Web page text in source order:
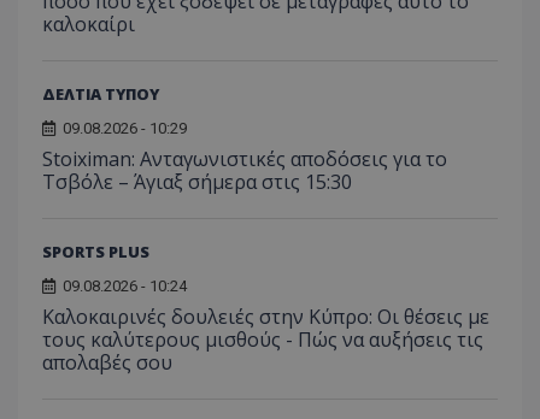
καλοκαίρι
ΔΕΛΤΙΑ ΤΥΠΟΥ
09.08.2026 - 10:29
Stoiximan: Ανταγωνιστικές αποδόσεις για το
Τσβόλε – Άγιαξ σήμερα στις 15:30
SPORTS PLUS
09.08.2026 - 10:24
Καλοκαιρινές δουλειές στην Κύπρο: Οι θέσεις με
τους καλύτερους μισθούς - Πώς να αυξήσεις τις
απολαβές σου